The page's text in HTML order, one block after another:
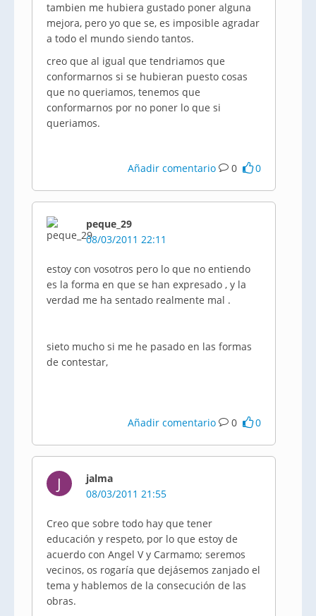
tambien me hubiera gustado poner alguna
mejora, pero yo que se, es imposible agradar
a todo el mundo siendo tantos.
creo que al igual que tendriamos que
conformarnos si se hubieran puesto cosas
que no queriamos, tenemos que
conformarnos por no poner lo que si
queriamos.
Añadir comentario 0 0
peque_29
08/03/2011 22:11
estoy con vosotros pero lo que no entiendo
es la forma en que se han expresado , y la
verdad me ha sentado realmente mal .
sieto mucho si me he pasado en las formas
de contestar,
Añadir comentario 0 0
J
jalma
08/03/2011 21:55
Creo que sobre todo hay que tener
educación y respeto, por lo que estoy de
acuerdo con Angel V y Carmamo; seremos
vecinos, os rogaría que dejásemos zanjado el
tema y hablemos de la consecución de las
obras.